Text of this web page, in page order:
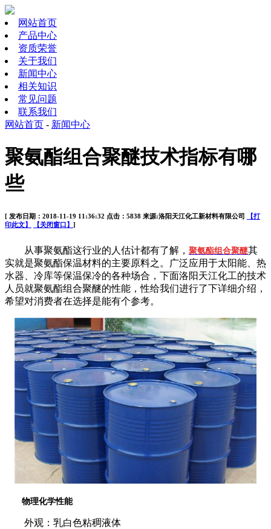
网站首页
产品中心
资质荣誉
关于我们
新闻中心
相关知识
常见问题
联系我们
网站首页 - 新闻中心
聚氨酯组合聚醚技术指标有哪
些
[ 发布日期：2018-11-19 11:36:32 点击：5838 来源:洛阳天江化工新材料有限公司
【打
印此文】
【关闭窗口】 ]
从事聚氨酯这行业的人估计都有了解， 聚氨酯组合聚醚其
实就是聚氨酯保温材料的主要原料之。广泛应用于太阳能、热
水器、冷库等保温保冷的各种场合，下面洛阳天江化工的技术
人员就聚氨酯组合聚醚的性能，性给我们进行了下详细介绍，
希望对消费者在选择是能有个参考。
物理化学性能
外观：乳白色粘稠液体